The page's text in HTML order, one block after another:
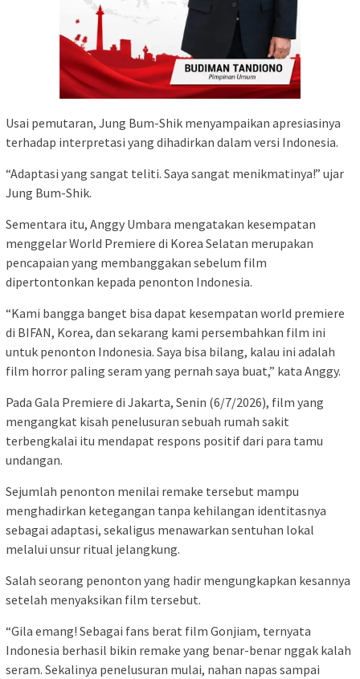
Usai pemutaran, Jung Bum-Shik menyampaikan apresiasinya
terhadap interpretasi yang dihadirkan dalam versi Indonesia.
“Adaptasi yang sangat teliti. Saya sangat menikmatinya!” ujar
Jung Bum-Shik.
Sementara itu, Anggy Umbara mengatakan kesempatan
menggelar World Premiere di Korea Selatan merupakan
pencapaian yang membanggakan sebelum film
dipertontonkan kepada penonton Indonesia.
“Kami bangga banget bisa dapat kesempatan world premiere
di BIFAN, Korea, dan sekarang kami persembahkan film ini
untuk penonton Indonesia. Saya bisa bilang, kalau ini adalah
film horror paling seram yang pernah saya buat,” kata Anggy.
Pada Gala Premiere di Jakarta, Senin (6/7/2026), film yang
mengangkat kisah penelusuran sebuah rumah sakit
terbengkalai itu mendapat respons positif dari para tamu
undangan.
Sejumlah penonton menilai remake tersebut mampu
menghadirkan ketegangan tanpa kehilangan identitasnya
sebagai adaptasi, sekaligus menawarkan sentuhan lokal
melalui unsur ritual jelangkung.
Salah seorang penonton yang hadir mengungkapkan kesannya
setelah menyaksikan film tersebut.
“Gila emang! Sebagai fans berat film Gonjiam, ternyata
Indonesia berhasil bikin remake yang benar-benar nggak kalah
seram. Sekalinya penelusuran mulai, nahan napas sampai